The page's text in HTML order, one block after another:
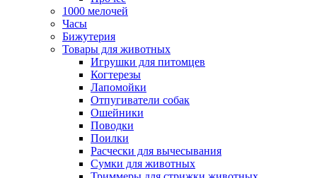
1000 мелочей
Часы
Бижутерия
Товары для животных
Игрушки для питомцев
Когтерезы
Лапомойки
Отпугиватели собак
Ошейники
Поводки
Поилки
Расчески для вычесывания
Сумки для животных